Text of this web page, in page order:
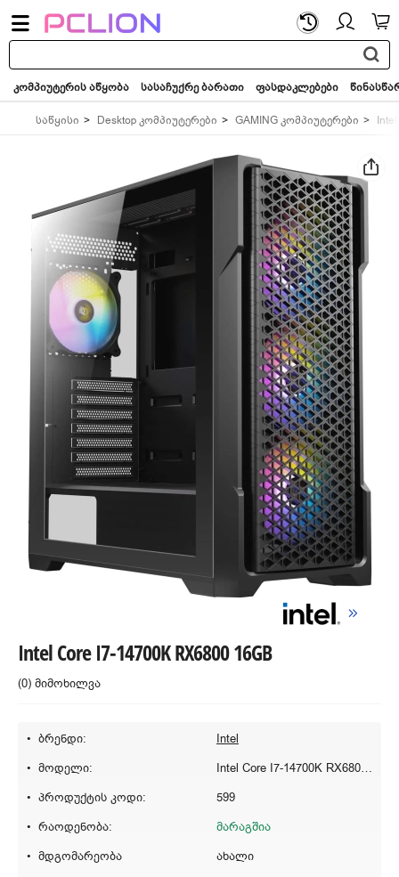
საძიებო
სიტყვა...
კომპიუტერის აწყობა სასაჩუქრე ბარათი ფასდაკლებები
საწყისი Desktop კომპიუტერები GAMING კომპიუტერები Intel
Intel Core I7-14700K RX6800 16GB
(0) მიმოხილვა
ბრენდი:
Intel
მოდელი:
Intel Core I7-14700K RX6800 16GB
პროდუქტის კოდი:
599
რაოდენობა:
მარაგშია
მდგომარეობა
ახალი